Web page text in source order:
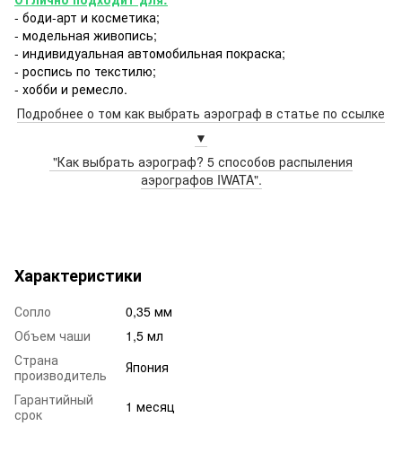
- боди-арт и косметика;
- модельная живопись;
- индивидуальная автомобильная покраска;
- роспись по текстилю;
- хобби и ремесло.
Подробнее о том как выбрать аэрограф в статье по ссылке
▼
"Как выбрать аэрограф? 5 способов распыления
аэрографов IWATA".
Характеристики
Сопло
0,35 мм
Объем чаши
1,5 мл
Страна
производитель
Япония
Гарантийный
срок
1 месяц